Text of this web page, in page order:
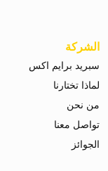
الشركة
سبريد برايم اكس
لماذا تختارنا
من نحن
تواصل معنا
الجوائز